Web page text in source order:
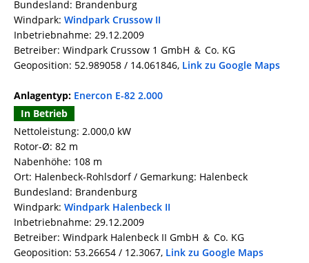
Bundesland: Brandenburg
Windpark: Windpark Crussow II
Inbetriebnahme: 29.12.2009
Betreiber: Windpark Crussow 1 GmbH ＆ Co. KG
Geoposition: 52.989058 / 14.061846, Link zu Google Maps
Anlagentyp: Enercon E-82 2.000
In Betrieb
Nettoleistung: 2.000,0 kW
Rotor-Ø: 82 m
Nabenhöhe: 108 m
Ort: Halenbeck-Rohlsdorf / Gemarkung: Halenbeck
Bundesland: Brandenburg
Windpark: Windpark Halenbeck II
Inbetriebnahme: 29.12.2009
Betreiber: Windpark Halenbeck II GmbH ＆ Co. KG
Geoposition: 53.26654 / 12.3067, Link zu Google Maps